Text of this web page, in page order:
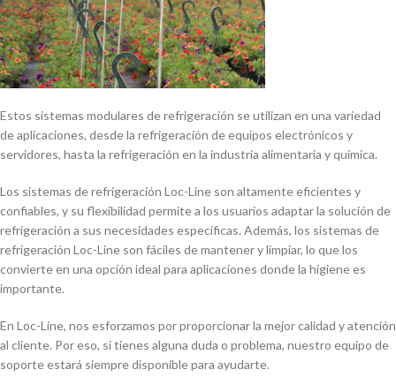
Estos sistemas modulares de refrigeración se utilizan en una variedad
de aplicaciones, desde la refrigeración de equipos electrónicos y
servidores, hasta la refrigeración en la industria alimentaria y quí­mica.
Los sistemas de refrigeración Loc-Line son altamente eficientes y
confiables, y su flexibilidad permite a los usuarios adaptar la solución de
refrigeración a sus necesidades especí­ficas. Además, los sistemas de
refrigeración Loc-Line son fáciles de mantener y limpiar, lo que los
convierte en una opción ideal para aplicaciones donde la higiene es
importante.
En Loc-Line, nos esforzamos por proporcionar la mejor calidad y atención
al cliente. Por eso, si tienes alguna duda o problema, nuestro equipo de
soporte estará siempre disponible para ayudarte.